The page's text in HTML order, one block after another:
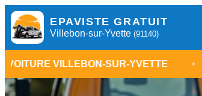
EPAVISTE GRATUIT
Villebon-sur-Yvette (91140)
SUR-YVETTE • VILLEBON-